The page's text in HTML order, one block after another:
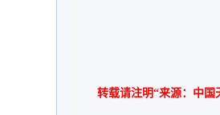
转载请注明“来源：中国